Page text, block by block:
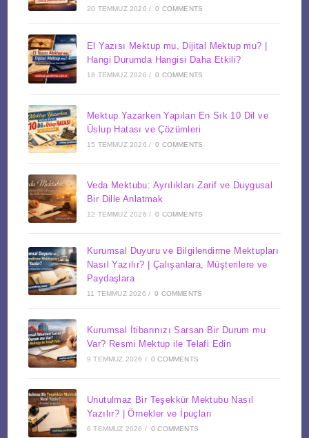
20 TEMMUZ 2026 / 0 COMMENTS
El Yazısı Mektup mu, Dijital Mektup mu? |
Hangi Durumda Hangisi Daha Etkili?
18 TEMMUZ 2026 / 0 COMMENTS
Mektup Yazarken Yapılan En Sık 10 Dil ve
Üslup Hatası ve Çözümleri
15 TEMMUZ 2026 / 0 COMMENTS
Veda Mektubu: Ayrılıkları Zarif ve Duygusal
Bir Dille Anlatmak
12 TEMMUZ 2026 / 0 COMMENTS
Kurumsal Duyuru ve Bilgilendirme Mektupları
Nasıl Yazılır? | Çalışanlara, Müşterilere ve
Paydaşlara
11 TEMMUZ 2026 / 0 COMMENTS
Kurumsal İtibarınızı Sarsan Bir Durum mu
Var? Resmi Mektup ile Telafi Edin
9 TEMMUZ 2026 / 0 COMMENTS
Unutulmaz Bir Teşekkür Mektubu Nasıl
Yazılır? | Örnekler ve İpuçları
6 TEMMUZ 2026 / 0 COMMENTS